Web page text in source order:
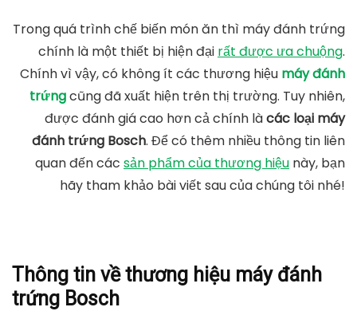
Trong quá trình chế biến món ăn thì máy đánh trứng
chính là một thiết bị hiện đại rất được ưa chuộng.
Chính vì vậy, có không ít các thương hiệu máy đánh
trứngcũng đã xuất hiện trên thị trường. Tuy nhiên,
được đánh giá cao hơn cả chính làcác loại máy
đánh trứng Bosch. Để có thêm nhiều thông tin liên
quan đến các sản phẩm của thương hiệu này, bạn
hãy tham khảo bài viết sau của chúng tôi nhé!
Thông tin về thương hiệu máy đánh
trứng Bosch